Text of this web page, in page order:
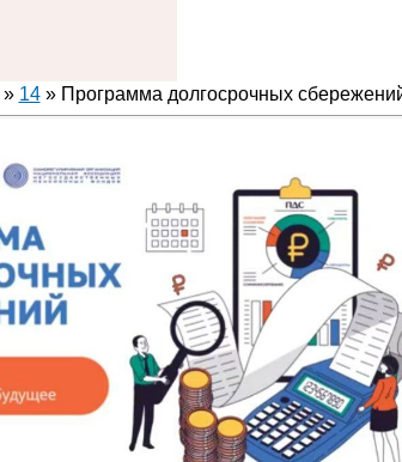
» 14» Программа долгосрочных